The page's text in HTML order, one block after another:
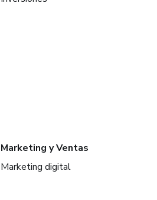
Marketing y Ventas
Marketing digital